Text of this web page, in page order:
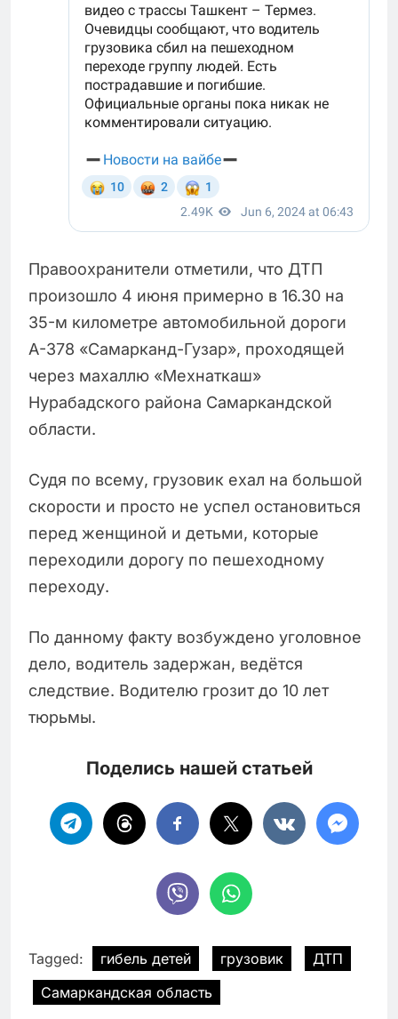
Правоохранители отметили, что ДТП
произошло 4 июня примерно в 16.30 на
35-м километре автомобильной дороги
А-378 «Самарканд-Гузар», проходящей
через махаллю «Мехнаткаш»
Нурабадского района Самаркандской
области.
Судя по всему, грузовик ехал на большой
скорости и просто не успел остановиться
перед женщиной и детьми, которые
переходили дорогу по пешеходному
переходу.
По данному факту возбуждено уголовное
дело, водитель задержан, ведётся
следствие. Водителю грозит до 10 лет
тюрьмы.
Поделись нашей статьей
Tagged: гибель детей грузовик
ДТП
Самаркандская область